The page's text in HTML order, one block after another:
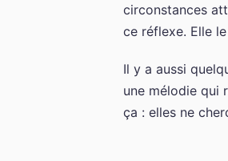
circonstances
ce réflexe. Elle
Il y a aussi
une mélodie qui
ça : elles ne